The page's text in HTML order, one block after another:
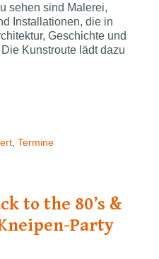
sehen sind Malerei,
Installationen, die in
Geschichte und
Kunstroute lädt dazu
,Termine
to the 80’s &
Party